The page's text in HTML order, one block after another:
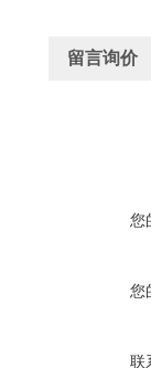
留言询价
您
您
联